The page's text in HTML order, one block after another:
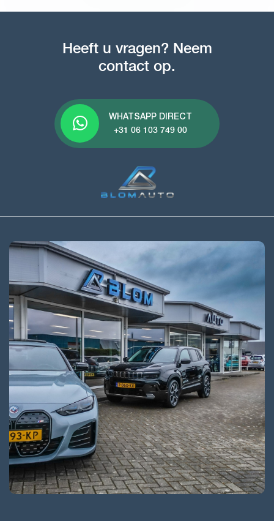
Heeft u vragen? Neem
contact op.
WHATSAPP DIRECT
+31 06 103 749 00